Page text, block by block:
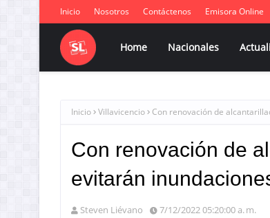
Inicio Nosotros Contáctenos Emisora Online
Home Nacionales
Inicio Villavicencio Con renovación de
Con renovación de
evitarán
Steven Liévano 7/12/2022 05:20:00 a. m.